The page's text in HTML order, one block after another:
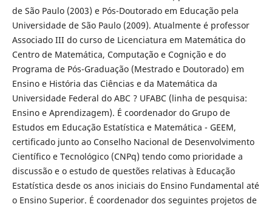
de São Paulo (2003) e Pós-Doutorado em Educação pela
Universidade de São Paulo (2009). Atualmente é professor
Associado III do curso de Licenciatura em Matemática do
Centro de Matemática, Computação e Cognição e do
Programa de Pós-Graduação (Mestrado e Doutorado) em
Ensino e História das Ciências e da Matemática da
Universidade Federal do ABC ? UFABC (linha de pesquisa:
Ensino e Aprendizagem). É coordenador do Grupo de
Estudos em Educação Estatística e Matemática - GEEM,
certificado junto ao Conselho Nacional de Desenvolvimento
Científico e Tecnológico (CNPq) tendo como prioridade a
discussão e o estudo de questões relativas à Educação
Estatística desde os anos iniciais do Ensino Fundamental até
o Ensino Superior. É coordenador dos seguintes projetos de